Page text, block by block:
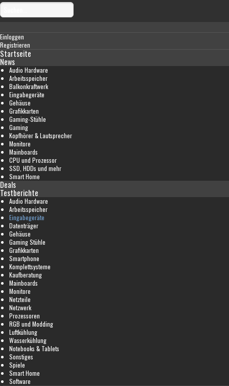
Einloggen
Registrieren
Startseite
News
Audio Hardware
Arbeitsspeicher
Balkonkraftwerk
Eingabegeräte
Gehäuse
Grafikkarten
Gaming-Stühle
Gaming
Kopfhörer & Lautsprecher
Monitore
Mainboards
CPU und Prozessor
SSD, HDDs und mehr
Smart Home
Deals
Testberichte
Audio Hardware
Arbeitsspeicher
Eingabegeräte
Datenträger
Gehäuse
Gaming Stühle
Grafikkarten
Smartphone
Komplettsysteme
Kaufberatung
Mainboards
Monitore
Netzteile
Netzwerk
Prozessoren
RGB und Modding
Luftkühlung
Wasserkühlung
Notebooks & Tablets
Sonstiges
Spiele
Smart Home
Software